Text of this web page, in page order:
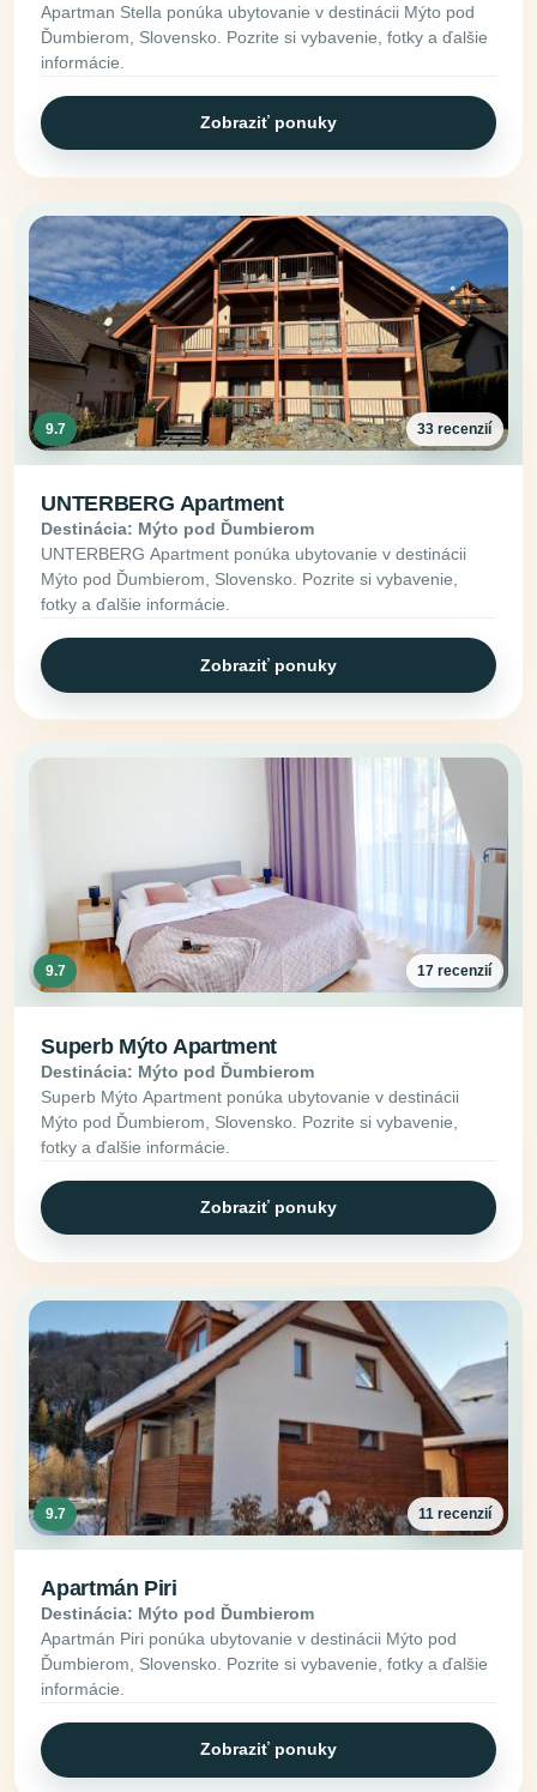
Apartman Stella ponúka ubytovanie v destinácii Mýto pod
Ďumbierom, Slovensko. Pozrite si vybavenie, fotky a ďalšie
informácie.
Zobraziť ponuky
9.7 33 recenzií
UNTERBERG Apartment
Destinácia: Mýto pod Ďumbierom
UNTERBERG Apartment ponúka ubytovanie v destinácii
Mýto pod Ďumbierom, Slovensko. Pozrite si vybavenie,
fotky a ďalšie informácie.
Zobraziť ponuky
9.7 17 recenzií
Superb Mýto Apartment
Destinácia: Mýto pod Ďumbierom
Superb Mýto Apartment ponúka ubytovanie v destinácii
Mýto pod Ďumbierom, Slovensko. Pozrite si vybavenie,
fotky a ďalšie informácie.
Zobraziť ponuky
9.7 11 recenzií
Apartmán Piri
Destinácia: Mýto pod Ďumbierom
Apartmán Piri ponúka ubytovanie v destinácii Mýto pod
Ďumbierom, Slovensko. Pozrite si vybavenie, fotky a ďalšie
informácie.
Zobraziť ponuky